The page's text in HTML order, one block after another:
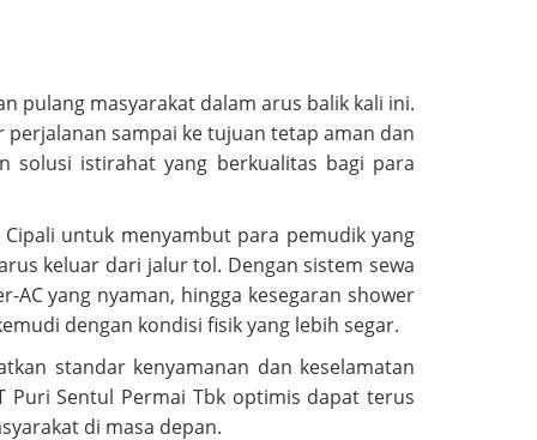
pulang masyarakat dalam arus balik kali ini.
sampai ke tujuan tetap aman dan
solusi istirahat yang berkualitas bagi para
Cipali untuk menyambut para pemudik yang
keluar dari jalur tol. Dengan sistem sewa
yang nyaman, hingga kesegaran shower
dengan kondisi fisik yang lebih segar.
standar kenyamanan dan keselamatan
Puri Sentul Permai Tbk optimis dapat terus
di masa depan.